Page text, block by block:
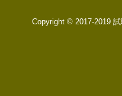
Copyright © 2017-2019